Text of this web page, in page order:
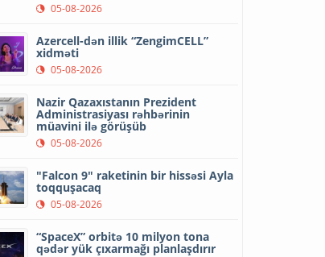
05-08-2026
Azercell-dən illik “ZengimCELL”
xidməti
05-08-2026
Nazir Qazaxıstanın Prezident
Administrasiyası rəhbərinin
müavini ilə görüşüb
05-08-2026
"Falcon 9" raketinin bir hissəsi Ayla
toqquşacaq
05-08-2026
“SpaceX” orbitə 10 milyon tona
qədər yük çıxarmağı planlaşdırır